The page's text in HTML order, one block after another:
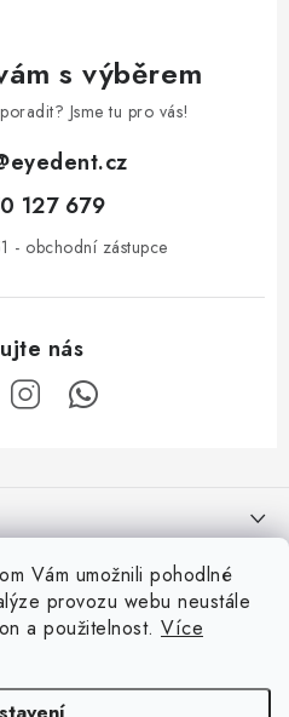
Vám umožnili pohodlné
provozu webu neustále
a použitelnost. Více
s výběrem
Jsme tu pro vás!
eyedent.cz
127 679
- obchodní zástupce